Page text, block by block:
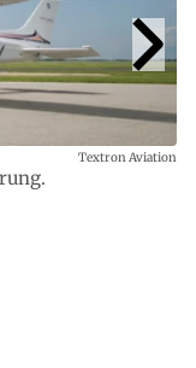
Textron Aviation